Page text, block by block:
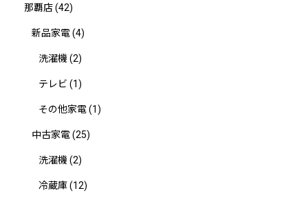
那覇店(42)
新品家電(4)
洗濯機 (2)
テレビ (1)
その他家電(1)
中古家電(25)
洗濯機 (2)
冷蔵庫(12)